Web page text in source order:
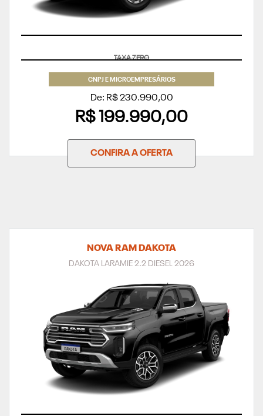
CNPJ E MICROEMPRESÁRIOS
De: R$ 230.990,00
R$ 199.990,00
CONFIRA A OFERTA
NOVA RAM DAKOTA
DAKOTA LARAMIE 2.2 DIESEL 2026